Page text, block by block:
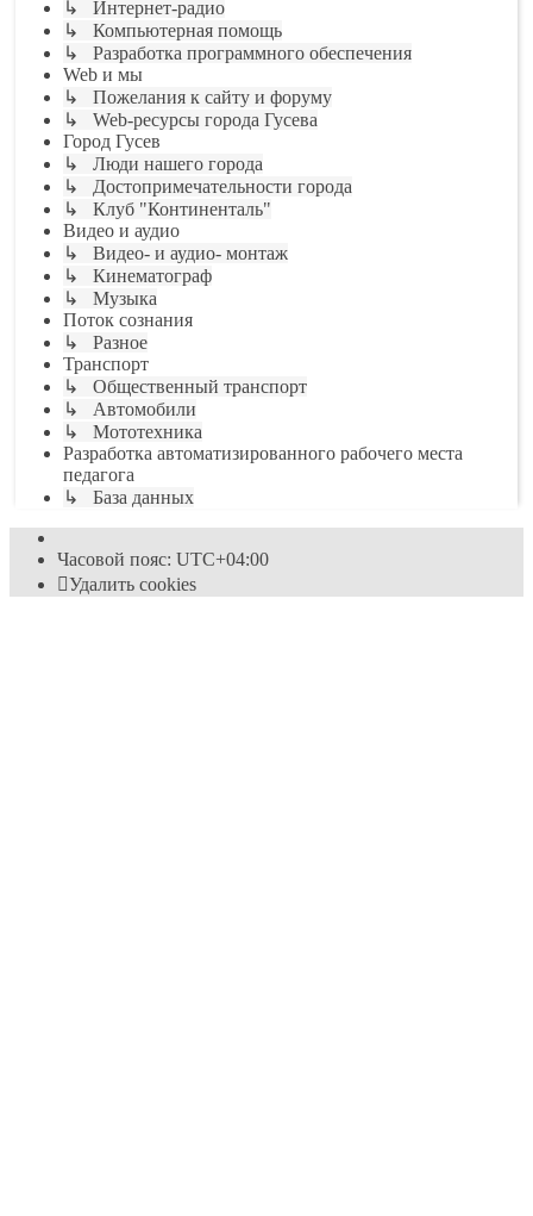
↳ Интернет-радио
↳ Компьютерная помощь
↳ Разработка программного обеспечения
Web и мы
↳ Пожелания к сайту и форуму
↳ Web-ресурсы города Гусева
Город Гусев
↳ Люди нашего города
↳ Достопримечательности города
↳ Клуб "Континенталь"
Видео и аудио
↳ Видео- и аудио- монтаж
↳ Кинематограф
↳ Музыка
Поток сознания
↳ Разное
Транспорт
↳ Общественный транспорт
↳ Автомобили
↳ Мототехника
Разработка автоматизированного рабочего места
педагога
↳ База данных
Часовой пояс: UTC+04:00
Удалить cookies